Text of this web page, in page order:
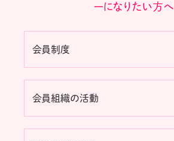
ーになりたい方へ
会員制度
会員組織の活動